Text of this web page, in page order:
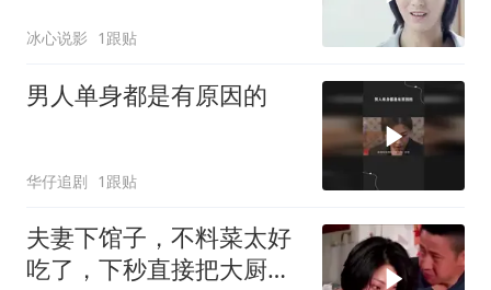
冰心说影 1跟贴
男人单身都是有原因的
华仔追剧 1跟贴
夫妻下馆子，不料菜太好
吃了，下秒直接把大厨请